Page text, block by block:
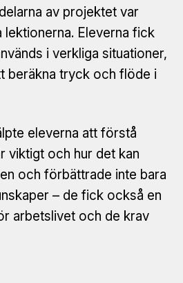
av projektet var
Eleverna fick
i verkliga situationer,
beräkna tryck och flöde i
eleverna att förstå
viktigt och hur det kan
och förbättrade inte bara
– de fick också en
arbetslivet och de krav